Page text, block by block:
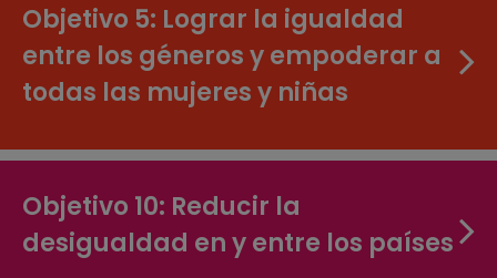
Objetivo 5: Lograr la igualdad
entre los géneros y empoderar a
todas las mujeres y niñas
Objetivo 10: Reducir la
desigualdad en y entre los países